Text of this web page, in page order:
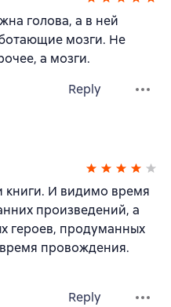
голова, а в ней
мозги. Не
а мозги.
Reply
книги. И видимо время
произведений, а
героев, продуманных
провождения.
Reply